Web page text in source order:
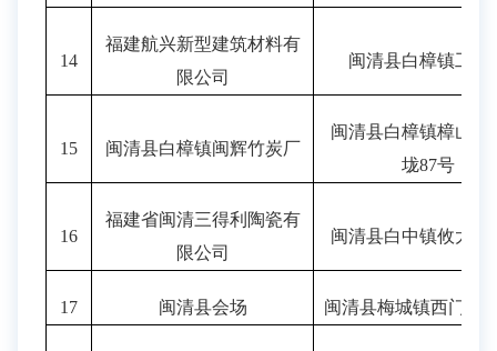
14
福建航兴新型建筑材料有
限公司
闽清县白樟镇工业
15 闽清县白樟镇闽辉竹炭厂
闽清县白樟镇樟山村
垅87号
16
福建省闽清三得利陶瓷有
限公司
闽清县白中镇攸太工
17 闽清县会场 闽清县梅城镇西门街